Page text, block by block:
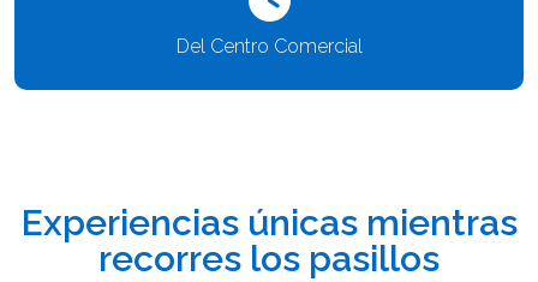
Del Centro Comercial
Experiencias únicas mientras
recorres los pasillos